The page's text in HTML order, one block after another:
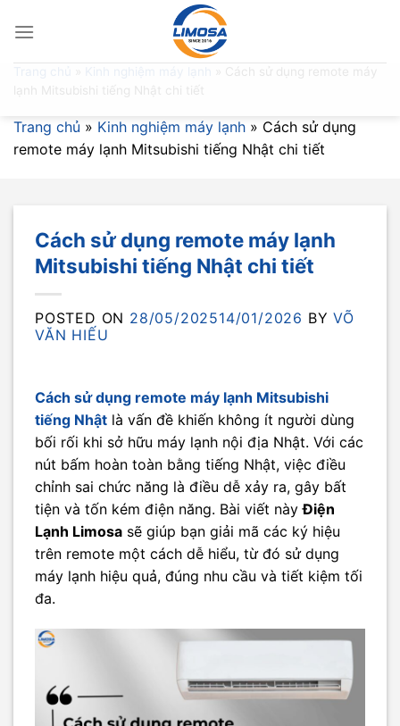
Cách sử dụng remote máy
lạnh Mitsubishi tiếng Nhật chi tiết
Trang chủ » Kinh nghiệm máy lạnh » Cách sử dụng
remote máy lạnh Mitsubishi tiếng Nhật chi tiết
Cách sử dụng remote máy lạnh
Mitsubishi tiếng Nhật chi tiết
POSTED ON 28/05/202514/01/2026 BYVÕ
VĂN HIẾU
Cách sử dụng remote máy lạnh Mitsubishi
tiếng Nhật là vấn đề khiến không ít người dùng
bối rối khi sở hữu máy lạnh nội địa Nhật. Với các
nút bấm hoàn toàn bằng tiếng Nhật, việc điều
chỉnh sai chức năng là điều dễ xảy ra, gây bất
tiện và tốn kém điện năng. Bài viết nàyĐiện
Lạnh Limosa sẽ giúp bạn giải mã các ký hiệu
trên remote một cách dễ hiểu, từ đó sử dụng
máy lạnh hiệu quả, đúng nhu cầu và tiết kiệm tối
đa.